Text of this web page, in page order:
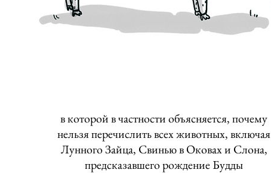
в которой в частности объясняется, почему
нельзя перечислить всех животных, включая
Лунного Зайца, Свинью в Оковах и Слона,
предсказавшего рождение Будды